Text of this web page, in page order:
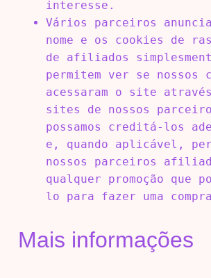
interesse.
Vários parceiros
nome e os cookies de
de afiliados
permitem ver se nossos
acessaram o site
sites de nossos
possamos creditá-los
e, quando aplicável,
nossos parceiros
qualquer promoção que
lo para fazer uma
Mais informações